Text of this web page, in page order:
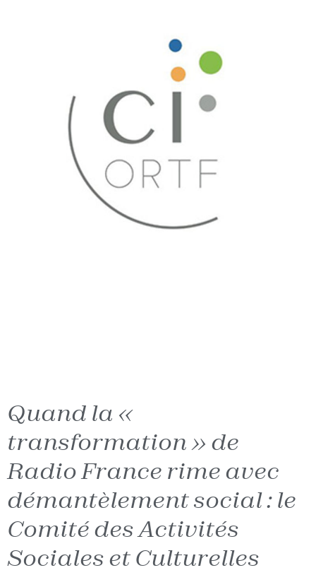
Quand la «
transformation » de
Radio France rime avec
démantèlement social : le
Comité des Activités
Sociales et Culturelles